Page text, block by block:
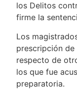
los Delitos
firme la
Los
prescripción de
respecto de
los que fue
preparatoria.